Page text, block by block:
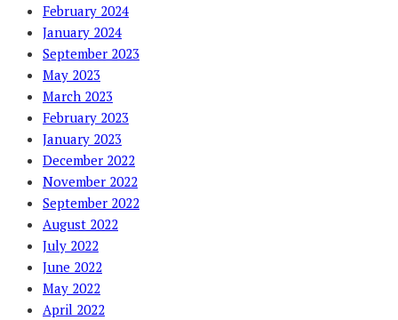
February 2024
January 2024
September 2023
May 2023
March 2023
February 2023
January 2023
December 2022
November 2022
September 2022
August 2022
July 2022
June 2022
May 2022
April 2022